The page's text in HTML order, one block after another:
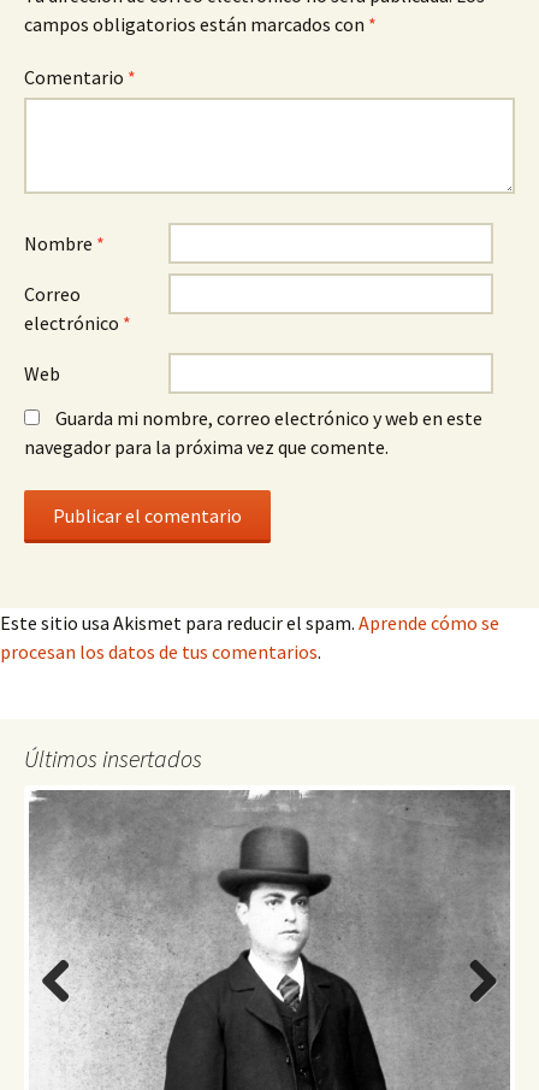
campos obligatorios están marcados con *
Comentario *
Nombre *
Correo
electrónico *
Web
Guarda mi nombre, correo electrónico y web en este
navegador para la próxima vez que comente.
Este sitio usa Akismet para reducir el spam. Aprende cómo se
procesan los datos de tus comentarios.
Últimos insertados
Previo
us
Next